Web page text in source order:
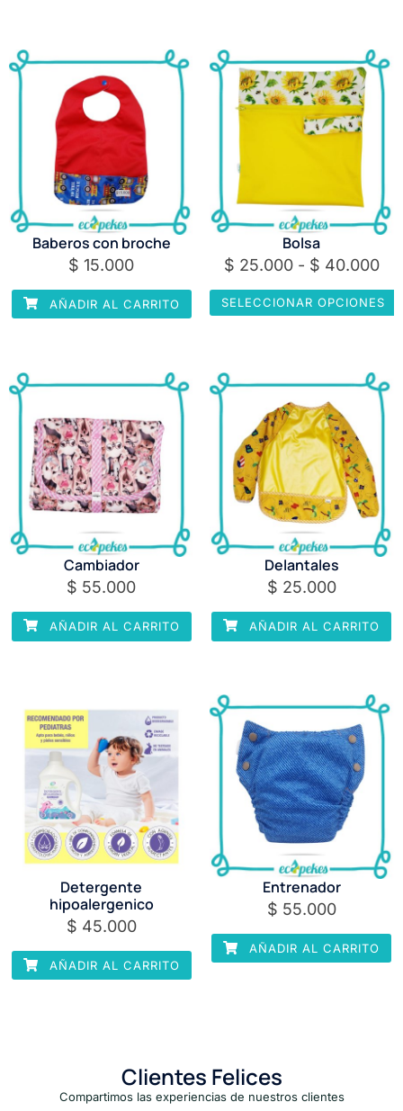
Baberos con broche
$ 15.000
AÑADIR AL CARRITO
Bolsa
$ 25.000 - $ 40.000
SELECCIONAR OPCIONES
Cambiador
$ 55.000
AÑADIR AL CARRITO
Delantales
$ 25.000
AÑADIR AL CARRITO
Detergente
hipoalergenico
$ 45.000
AÑADIR AL CARRITO
Entrenador
$ 55.000
AÑADIR AL CARRITO
Clientes Felices
Compartimos las experiencias de nuestros clientes